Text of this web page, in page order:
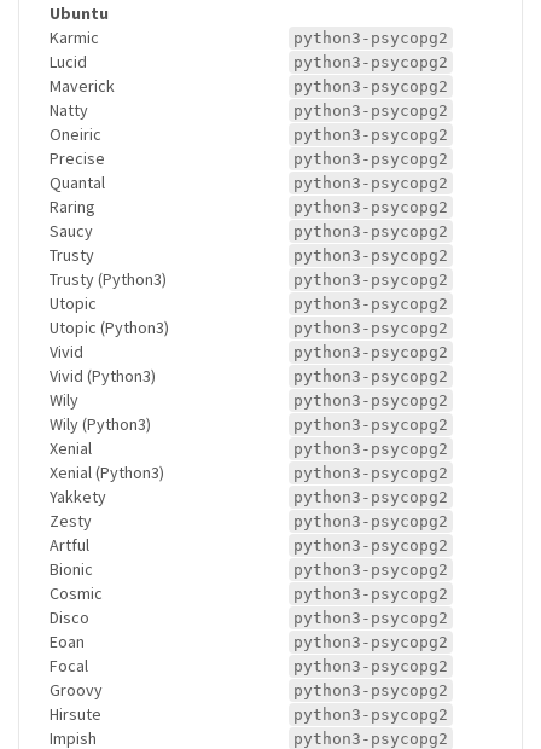
Ubuntu
Karmic
python3-psycopg2
Lucid python3-psycopg2
Maverick python3-psycopg2
Natty python3-psycopg2
Oneiric python3-psycopg2
Precise python3-psycopg2
Quantal python3-psycopg2
Raring python3-psycopg2
Saucy python3-psycopg2
Trusty python3-psycopg2
Trusty (Python3) python3-psycopg2
Utopic python3-psycopg2
Utopic (Python3) python3-psycopg2
Vivid python3-psycopg2
Vivid (Python3) python3-psycopg2
Wily python3-psycopg2
Wily (Python3) python3-psycopg2
Xenial python3-psycopg2
Xenial (Python3) python3-psycopg2
Yakkety python3-psycopg2
Zesty python3-psycopg2
Artful python3-psycopg2
Bionic python3-psycopg2
Cosmic python3-psycopg2
Disco python3-psycopg2
Eoan python3-psycopg2
Focal python3-psycopg2
Groovy python3-psycopg2
Hirsute python3-psycopg2
Impish python3-psycopg2